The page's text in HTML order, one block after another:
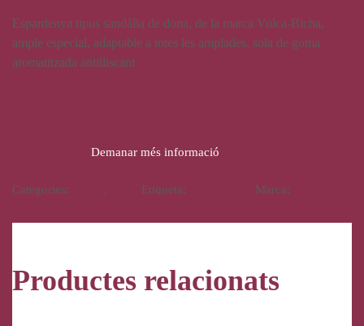
Espardenya tipus sandàlia de dona, de la marca Vulca-Bicha,
ample especial, adaptable a totes les amplades, sola de goma
aromatitzada antilliscant
Demanar més informació
Categories: , Etiqueta: Marca:
Productes relacionats